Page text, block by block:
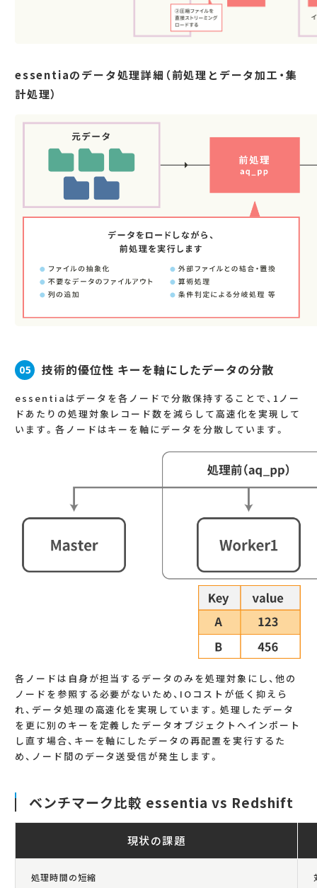
essentiaのデータ処理詳細（前処理とデータ加工・集
計処理）
05 技術的優位性 キーを軸にしたデータの分散
essentiaはデータを各ノードで分散保持することで、1ノー
ドあたりの処理対象レコード数を減らして高速化を実現して
います。各ノードはキーを軸にデータを分散しています。
各ノードは自身が担当するデータのみを処理対象にし、他の
ノードを参照する必要がないため、IOコストが低く抑えら
れ、データ処理の高速化を実現しています。処理したデータ
を更に別のキーを定義したデータオブジェクトへインポート
し直す場合、キーを軸にしたデータの再配置を実行するた
め、ノード間のデータ送受信が発生します。
ベンチマーク比較 essentia vs Redshift
現状の課題
処理時間の短縮